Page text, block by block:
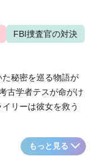
FBI捜査官の対決
秘密を巡る物語が
古学者テスが命がけ
リーは彼女を救う
もっと見る